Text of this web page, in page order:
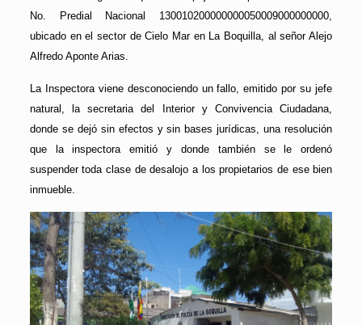
No. Predial Nacional 130010200000000050009000000000,
ubicado en el sector de Cielo Mar en La Boquilla, al señor Alejo
Alfredo Aponte Arias.
La Inspectora viene desconociendo un fallo, emitido por su jefe
natural, la secretaria del Interior y Convivencia Ciudadana,
donde se dejó sin efectos y sin bases jurídicas, una resolución
que la inspectora emitió y donde también se le ordenó
suspender toda clase de desalojo a los propietarios de ese bien
inmueble.